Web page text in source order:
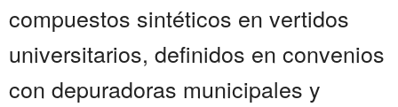
compuestos sintéticos en vertidos
universitarios, definidos en convenios
con depuradoras municipales y